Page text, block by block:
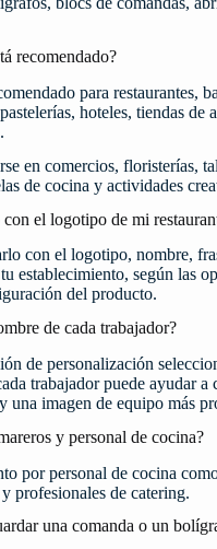
recomendado?
para restaurantes,
hoteles, tiendas de
en comercios, floristerías,
de cocina y actividades
el logotipo de mi
con el logotipo, nombre,
establecimiento, según las
del producto.
de cada trabajador?
de personalización
trabajador puede ayudar a
una imagen de equipo más
y personal de cocina?
por personal de cocina
profesionales de catering.
una comanda o un